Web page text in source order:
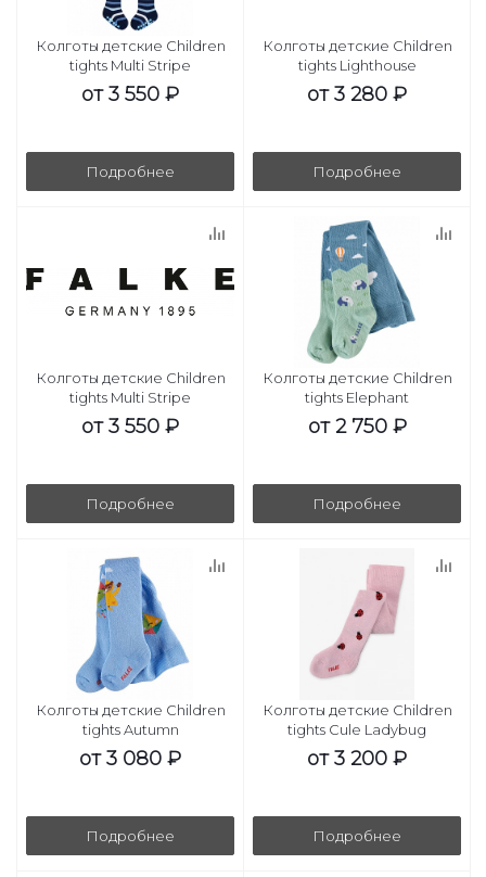
Колготы детские Children
tights Multi Stripe
от3 550 ₽
Подробнее
Колготы детские Children
tights Lighthouse
от3 280 ₽
Подробнее
Колготы детские Children
tights Multi Stripe
от3 550 ₽
Подробнее
Колготы детские Children
tights Elephant
от2 750 ₽
Подробнее
Колготы детские Children
tights Autumn
от3 080 ₽
Подробнее
Колготы детские Children
tights Cule Ladybug
от3 200 ₽
Подробнее